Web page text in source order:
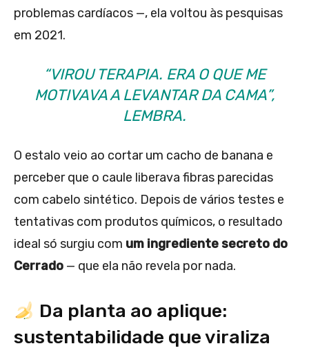
problemas cardíacos —, ela voltou às pesquisas
em 2021.
“VIROU TERAPIA. ERA O QUE ME
MOTIVAVA A LEVANTAR DA CAMA”,
LEMBRA.
O estalo veio ao cortar um cacho de banana e
perceber que o caule liberava fibras parecidas
com cabelo sintético. Depois de vários testes e
tentativas com produtos químicos, o resultado
ideal só surgiu com um ingrediente secreto do
Cerrado — que ela não revela por nada.
Da planta ao aplique:
sustentabilidade que viraliza